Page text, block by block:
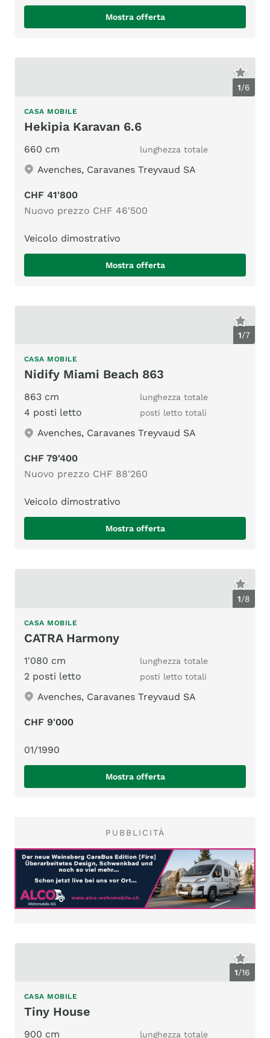
Mostra offerta
1/6
CASA MOBILE
Hekipia Karavan 6.6
660 cm lunghezza totale
Avenches, Caravanes Treyvaud SA
CHF 41'800
Nuovo prezzo CHF 46'500
Veicolo dimostrativo
Mostra offerta
1/7
CASA MOBILE
Nidify Miami Beach 863
863 cm lunghezza totale
4 posti letto posti letto totali
Avenches, Caravanes Treyvaud SA
CHF 79'400
Nuovo prezzo CHF 88'260
Veicolo dimostrativo
Mostra offerta
1/8
CASA MOBILE
CATRA Harmony
1'080 cm lunghezza totale
2 posti letto posti letto totali
Avenches, Caravanes Treyvaud SA
CHF 9'000
01/1990
Mostra offerta
PUBBLICITÀ
1/16
CASA MOBILE
Tiny House
900 cm lunghezza totale